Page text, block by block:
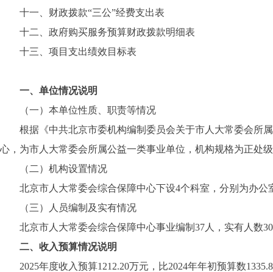
十一、财政拨款“三公”经费支出表
十二、政府购买服务预算财政拨款明细表
十三、项目支出绩效目标表
一、单位情况说明
（一）本单位性质、职责等情况
根据《中共北京市委机构编制委员会关于市人大常委会所属
心，为市人大常委会所属公益一类事业单位，机构规格为正处
（二）机构设置情况
北京市人大常委会综合保障中心下设4个科室，分别为办公
（三）人员编制及实有情况
北京市人大常委会综合保障中心事业编制37人，实有人数
二、收入预算情况说明
2025年度收入预算1212.20万元，比2024年年初预算数